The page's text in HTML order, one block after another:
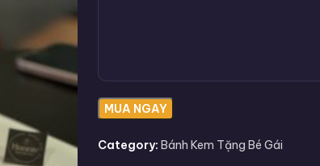
Category: Bánh Kem Tặng Bé Gái